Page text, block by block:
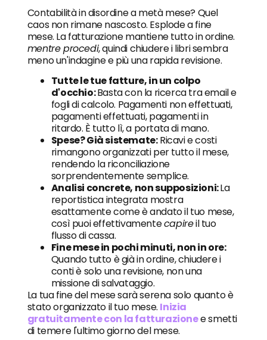
Contabilità in disordine a metà mese? Quel
caos non rimane nascosto. Esplode a fine
mese. La fatturazione mantiene tutto in ordine.
mentre procedi, quindi chiudere i libri sembra
meno un'indagine e più una rapida revisione.
Tutte le tue fatture, in un colpo
d'occhio:Basta con la ricerca tra email e
fogli di calcolo. Pagamenti non effettuati,
pagamenti effettuati, pagamenti in
ritardo. È tutto lì, a portata di mano.
Spese? Già sistemate:Ricavi e costi
rimangono organizzati per tutto il mese,
rendendo la riconciliazione
sorprendentemente semplice.
Analisi concrete, non supposizioni:La
reportistica integrata mostra
esattamente come è andato il tuo mese,
così puoi effettivamentecapireil tuo
flusso di cassa.
Fine mese in pochi minuti, non in ore:
Quando tutto è già in ordine, chiudere i
conti è solo una revisione, non una
missione di salvataggio.
La tua fine del mese sarà serena solo quanto è
stato organizzato il tuo mese. Inizia
gratuitamente con la fatturazionee smetti
di temere l'ultimo giorno del mese.